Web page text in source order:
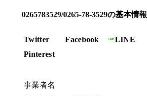
0265783529/0265-78-3529の基本情報
Twitter Facebook LINE
Pinterest
事業者名